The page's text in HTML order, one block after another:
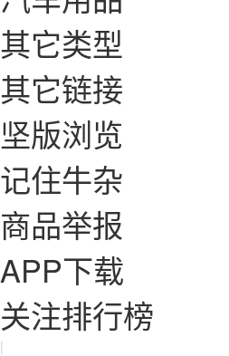
其它类型
其它链接
坚版浏览
记住牛杂
商品举报
APP下载
关注排行榜
|